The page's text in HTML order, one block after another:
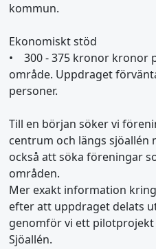
kommun.
Ekonomiskt stöd
• 300 - 375 kronor kronor
område. Uppdraget
personer.
Till en början söker vi
centrum och längs sjöallén
också att söka föreningar
områden.
Mer exakt information
efter att uppdraget delats
genomför vi ett pilotprojekt
Sjöallén.